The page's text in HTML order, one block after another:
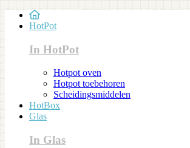
HotPot
In HotPot
Hotpot oven
Hotpot toebehoren
Scheidingsmiddelen
HotBox
Glas
In Glas